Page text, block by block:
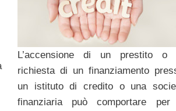
L’accensione di un prestito o
richiesta di un finanziamento
un istituto di credito o una
finanziaria può comportare